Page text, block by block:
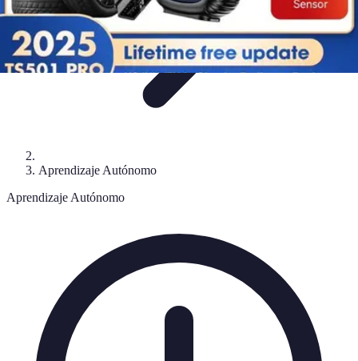
Aprendizaje Autónomo
Aprendizaje Autónomo